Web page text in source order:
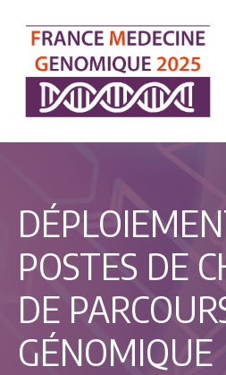
POSTES DE
DE
GÉNOMIQUE